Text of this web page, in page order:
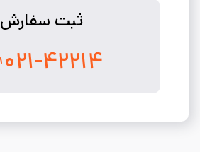
ثبت سفارش
۰۲۱-۴۲۲۱۴